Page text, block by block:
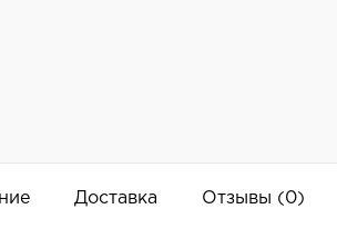
Доставка Отзывы (0)